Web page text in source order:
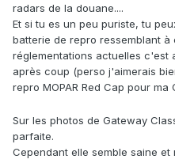
radars de la douane....
Et si tu es un peu puriste, tu
batterie de repro ressemblant à
réglementations actuelles c'est
après coup (perso j'aimerais
repro MOPAR Red Cap pour ma
Sur les photos de Gateway
parfaite.
Cependant elle semble saine